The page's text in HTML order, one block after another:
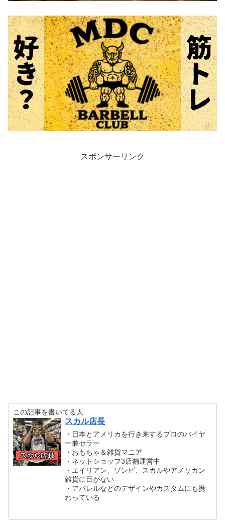
スポンサーリンク
この記事を書いてる人
スカル店長
・日本とアメリカを行き来するプロのバイヤ
ー兼セラー
・おもちゃ＆雑貨マニア
・ネットショップ3店舗運営中
・エイリアン、ゾンビ、スカルやアメリカン
雑貨に目がない
・アパレルなどのデザインやカスタムにも携
わっている